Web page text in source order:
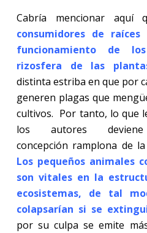
Cabría mencionar aquí
consumidores de
funcionamiento de
rizosfera de las
distinta estriba en que por
generen plagas que
cultivos. Por tanto, lo que
los autores
concepción ramplona de
Los pequeños animales
son vitales en la
ecosistemas, de tal
colapsarían si se
por su culpa se emite